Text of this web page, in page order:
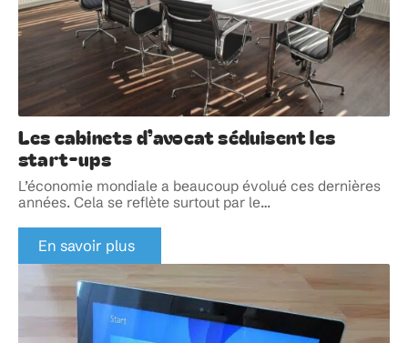
Les cabinets d’avocat séduisent les
start-ups
L’économie mondiale a beaucoup évolué ces dernières
années. Cela se reflète surtout par le…
En savoir plus